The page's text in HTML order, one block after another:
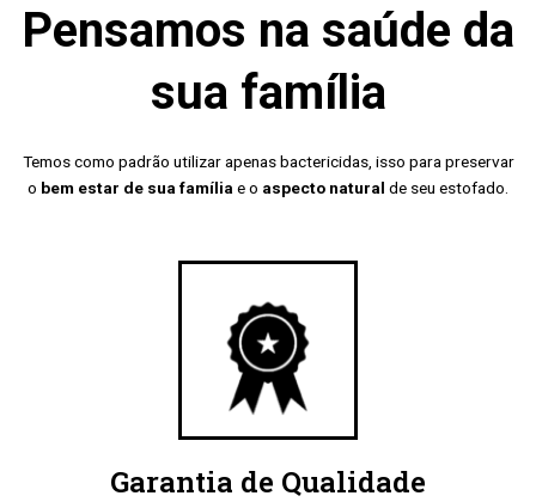
Pensamos na saúde da
sua família
Temos como padrão utilizar apenas bactericidas, isso para preservar
o bem estar de sua família e o aspecto natural de seu estofado.
Garantia de Qualidade